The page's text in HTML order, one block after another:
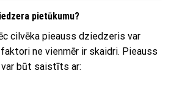
pietūkumu?
cilvēka pieauss dziedzeris var
ne vienmēr ir skaidri. Pieauss
būt saistīts ar: